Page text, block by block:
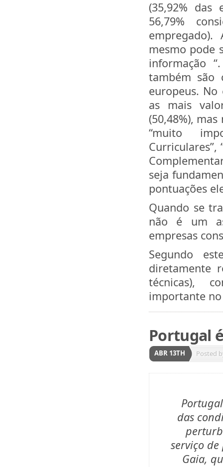
(35,92% das
56,79%
mesmo pode
informação
também são
europeus. No
as mais
(50,48%),
“muito
Curriculares”,
seja
pontuações
Quando se
não é um
empresas
Segundo
diretamente
técnicas),
importante
Portugal
ABR 13TH Posted
das
serviço
Gaia,